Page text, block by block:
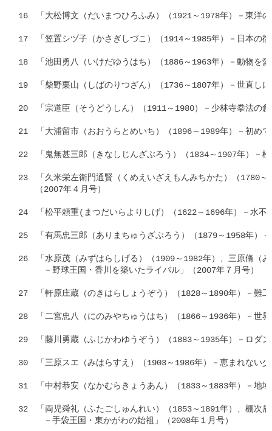
16　「大松博文（だいまつひろふみ）（1921～1978年）－東洋
17　「笠置シヅ子（かさぎしづこ）（1914～1985年）－日本の
18　「池田勇八（いけだゆうはち）（1886～1963年）－動物を
19　「柴野栗山（しばのりつざん）（1736～1807年）－世直し
20　「宗道臣（そうどうしん）（1911～1980）－少林寺拳法の
21　「大浦留市（おおうらとめいち）（1896～1989年）－初め
22　「鬼無甚三郎（きなしじんざぶろう）（1834～1907年）－
23　「久米栄左衛門通賢（くめえいざえもんみちかた）（1780
（2007年４月号）
24　「松平頼重(まつだいらよりしげ）（1622～1696年）－水
25　「有馬忠三郎（ありまちゅうざぶろう）（1879～1958年）
26　「水原茂（みずはらしげる）（1909～1982年）、三原脩（
－野球王国・香川を築いたライバル」（2007年７月号）
27　「軒原庄蔵（のきはらしょうぞう）（1828～1890年）－難
28　「二宮忠八（にのみやちゅうはち）（1866～1936年）－世
29　「藤川勇蔵（ふじかわゆうぞう）（1883～1935年）－ロダ
30　「三原スエ（みはらすえ）（1903～1986年）－恵まれない
31　「中村恭安（なかむらきょうあん）（1833～1883年）－地
32　「両児舜礼（ふたごしゅんれい）（1853～1891年）、棚次
－手袋王国・東かがわの始祖」（2008年１月号）